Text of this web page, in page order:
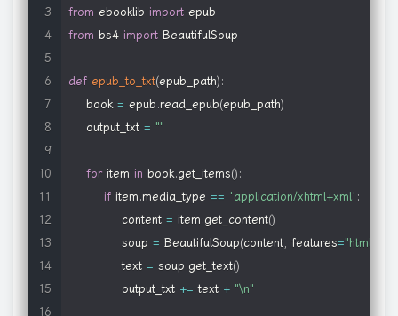
from ebooklib import
from bs4 import BeautifulSoup
def epub_to_txt(epub_path) :
    book
= epub .read_epub(epub_path)
    output_txt
= ""
for item in book.get_items() :
if item .media_type == 'application/xhtml+xml' :
            content
= item .get_content()
            soup
= BeautifulSoup(content, features=
            text
= soup .get_text()
            output_txt
+= text + "\n"